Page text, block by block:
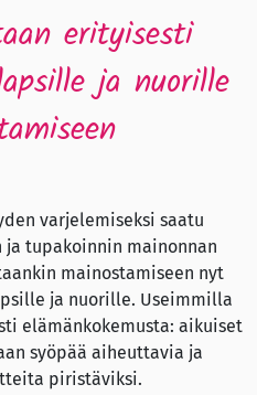
erityisesti
ja nuorille
varjelemiseksi saatu
tupakoinnin mainonnan
mainostamiseen nyt
ja nuorille. Useimmilla
elämänkokemusta: aikuiset
syöpää aiheuttavia ja
piristäviksi.